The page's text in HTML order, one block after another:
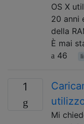
OS X
20 anni
della
È mai
46
1
Mi